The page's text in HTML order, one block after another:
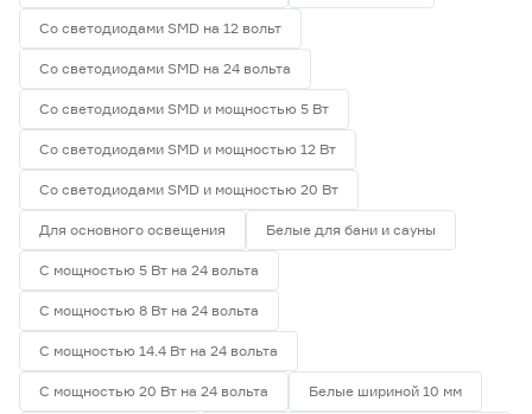
Со светодиодами SMD на 12 вольт
Со светодиодами SMD на 24 вольта
Со светодиодами SMD и мощностью 5 Вт
Со светодиодами SMD и мощностью 12 Вт
Со светодиодами SMD и мощностью 20 Вт
Для основного освещения Белые для бани и сауны
С мощностью 5 Вт на 24 вольта
С мощностью 8 Вт на 24 вольта
С мощностью 14.4 Вт на 24 вольта
С мощностью 20 Вт на 24 вольта Белые шириной 10 мм